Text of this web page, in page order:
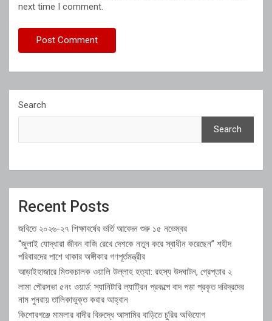
next time I comment.
Search
Search
Recent Posts
জবিতে ২০২৬-২৭ শিক্ষাবর্ষের ভর্তি আবেদন শুরু ১৫ নভেম্বর
“জুলাই যোদ্ধারা জীবন বাজি রেখে দেশকে নতুন করে স্বাধীন করেছেন” শহীদ
পরিবারদের পাশে থাকার অঙ্গীকার গণপূর্তমন্ত্রীর
আড়াইহাজারে মিশুকচালক ওয়ালি উল্লাহ হত্যা: রহস্য উদঘাটন, গ্রেপ্তার ২
লামা পৌরসভা ৫নং ওয়ার্ড: স্যানিটারি ল্যাট্রিন প্রকল্পে বাদ পড়া প্রকৃত দরিদ্রদের
নাম পুনরায় তালিকাভুক্ত করার আহ্বান
কিশোরগঞ্জে মামলার বাদীর বিরুদ্ধে আসামির বাড়িতে চুরির অভিযোগ